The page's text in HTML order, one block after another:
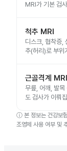
MRI가 기본 검
척추 MRI
디스크, 협착증,
추(허리)로 부위
근골격계 MRI
무릎, 어깨, 발목
도 검사가 이뤄
ⓘ 본 정보는 건강보
조영제 사용 여부 및